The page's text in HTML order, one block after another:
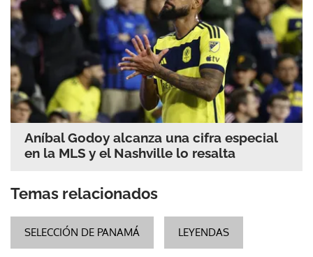
Aníbal Godoy alcanza una cifra especial
en la MLS y el Nashville lo resalta
Temas relacionados
SELECCIÓN DE PANAMÁ LEYENDAS